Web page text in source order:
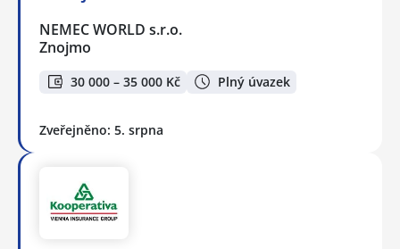
NEMEC WORLD s.r.o.
Znojmo
30 000 – 35 000 Kč Plný úvazek
Zveřejněno: 5. srpna